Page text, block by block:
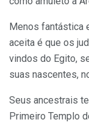
Menos fantástica
aceita é que os
vindos do Egito,
suas nascentes,
Seus ancestrais
Primeiro Templo